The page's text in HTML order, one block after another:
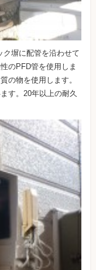
ク塀に配管を沿わせて
のPFD管を使用しま
の物を使用します。
す。20年以上の耐久